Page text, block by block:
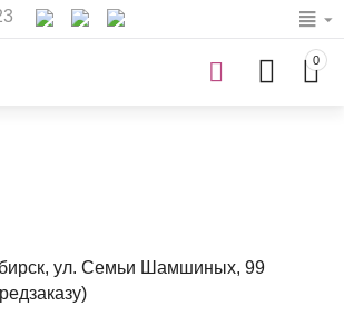
0
ул. Семьи Шамшиных, 99